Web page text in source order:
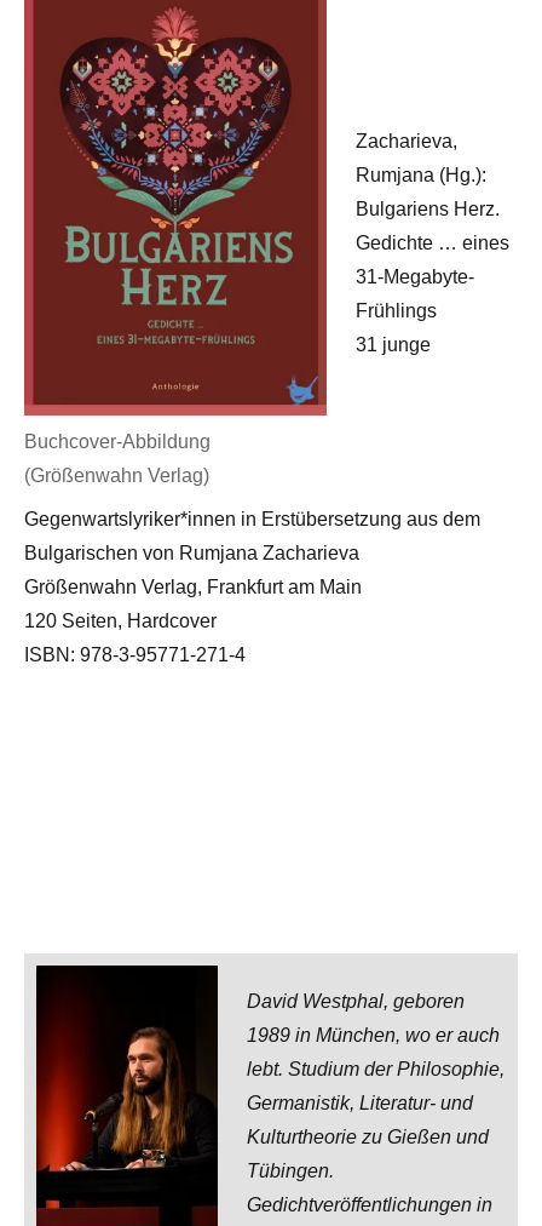
Buchcover-Abbildung
(Größenwahn Verlag)
Zacharieva,
Rumjana (Hg.):
Bulgariens Herz.
Gedichte … eines
31-Megabyte-
Frühlings
31 junge
Gegenwartslyriker*innen in Erstübersetzung aus dem
Bulgarischen von Rumjana Zacharieva
Größenwahn Verlag, Frankfurt am Main
120 Seiten, Hardcover
ISBN: 978-3-95771-271-4
David Westphal, geboren
1989 in München, wo er auch
lebt. Studium der Philosophie,
Germanistik, Literatur- und
Kulturtheorie zu Gießen und
Tübingen.
Gedichtveröffentlichungen in